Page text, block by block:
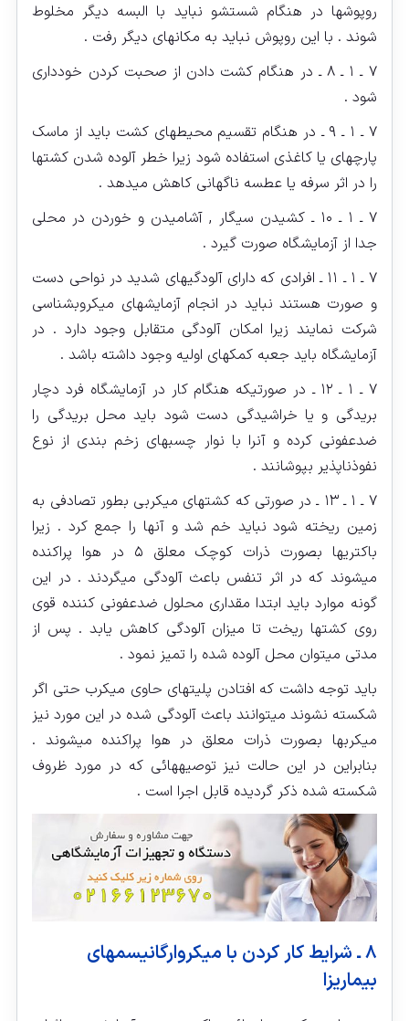
روپوش‏ها در هنگام شستشو نباید با البسه دیگر مخلوط
شوند . با این روپوش نباید به مکانهای دیگر رفت .
۷ ـ ۱ ـ ۸ ـ در هنگام کشت دادن از صحبت کردن خودداری
شود .
۷ ـ ۱ ـ ۹ ـ در هنگام تقسیم محیطهای کشت باید از ماسک
پارچه‏ای یا کاغذی استفاده شود زیرا خطر آلوده شدن کشت‏ها
را در اثر سرفه یا عطسه ناگهانی کاهش میدهد .
۷ ـ ۱ ـ ۱۰ ـ کشیدن سیگار , آشامیدن و خوردن در محلی
جدا از آزمایشگاه صورت گیرد .
۷ ـ ۱ ـ ۱۱ ـ افرادی که دارای آلودگی‏های شدید در نواحی دست
و صورت هستند نباید در انجام آزمایشهای میکروبشناسی
شرکت نمایند زیرا امکان آلودگی متقابل وجود دارد . در
آزمایشگاه باید جعبه کمک‏های اولیه وجود داشته باشد .
۷ ـ ۱ ـ ۱۲ ـ در صورتیکه هنگام کار در آزمایشگاه فرد دچار
بریدگی و یا خراشیدگی دست شود باید محل بریدگی را
ضدعفونی کرده و آنرا با نوار چسب‏های زخم بندی از نوع
نفوذناپذیر بپوشانند .
۷ ـ ۱ ـ ۱۳ ـ در صورتی که کشت‏های میکربی بطور تصادفی به
زمین ریخته شود نباید خم شد و آنها را جمع کرد . زیرا
باکتری‏ها بصورت ذرات کوچک معلق ۵ در هوا پراکنده
میشوند که در اثر تنفس باعث آلودگی می‏گردند . در این
گونه موارد باید ابتدا مقداری محلول ضدعفونی کننده قوی
روی کشت‏ها ریخت تا میزان آلودگی کاهش یابد . پس از
مدتی میتوان محل آلوده شده را تمیز نمود .
باید توجه داشت که افتادن پلیت‏های حاوی میکرب حتی اگر
شکسته نشوند میتوانند باعث آلودگی شده در این مورد نیز
میکربها بصورت ذرات معلق در هوا پراکنده میشوند .
بنابراین در این حالت نیز توصیه‏هائی که در مورد ظروف
شکسته شده ذکر گردیده قابل اجرا است .
۸ ـ شرایط کار کردن با میکروارگانیسم‏های
بیماریزا